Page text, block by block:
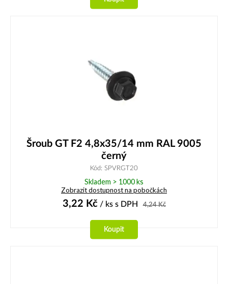
Šroub GT F2 4,8x35/14 mm RAL 9005
černý
Kód: SPVRGT20
Skladem > 1000 ks
Zobrazit dostupnost na pobočkách
3,22 Kč/ ks s DPH 4,24Kč
Koupit